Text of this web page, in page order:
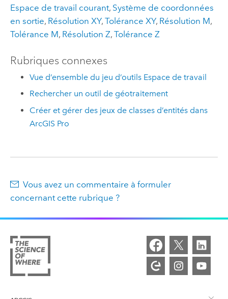
Espace de travail courant, Système de coordonnées
en sortie, Résolution XY, Tolérance XY, Résolution M,
Tolérance M, Résolution Z, Tolérance Z
Rubriques connexes
Vue d’ensemble du jeu d’outils Espace de travail
Rechercher un outil de géotraitement
Créer et gérer des jeux de classes d’entités dans
ArcGIS Pro
Vous avez un commentaire à formuler
concernant cette rubrique ?